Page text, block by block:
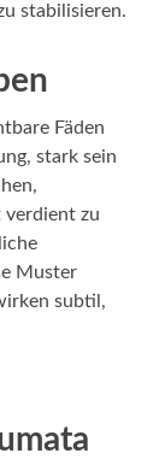
stabilisieren.
Fäden
stark sein
verdient zu
Muster
subtil,